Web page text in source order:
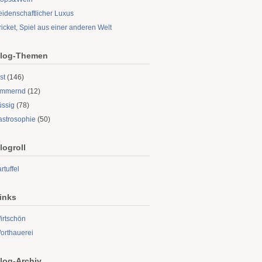
Luxus
Spiel aus einer anderen Welt
Themen
(146)
(12)
(78)
(50)